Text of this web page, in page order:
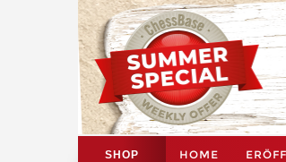
SHOP HOME